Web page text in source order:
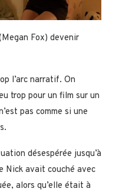
Fox) devenir
l’arc narratif. On
trop pour un film sur un
pas comme si une
désespérée jusqu’à
Nick avait couché avec
alors qu’elle était à